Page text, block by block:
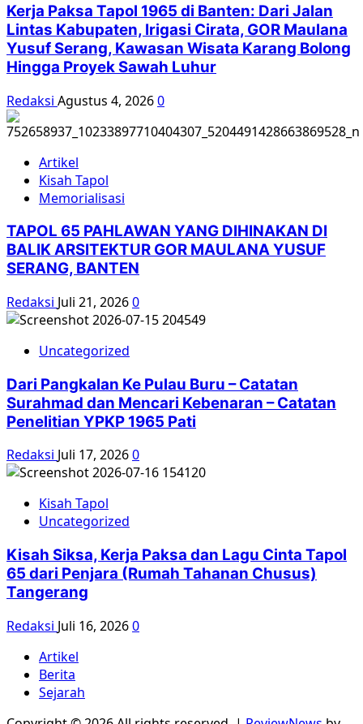
Kerja Paksa Tapol 1965 di Banten: Dari Jalan
Lintas Kabupaten, Irigasi Cirata, GOR Maulana
Yusuf Serang, Kawasan Wisata Karang Bolong
Hingga Proyek Sawah Luhur
Redaksi Agustus 4, 20260
Artikel
Kisah Tapol
Memorialisasi
TAPOL 65 PAHLAWAN YANG DIHINAKAN DI
BALIK ARSITEKTUR GOR MAULANA YUSUF
SERANG, BANTEN
Redaksi Juli 21, 20260
Uncategorized
Dari Pangkalan Ke Pulau Buru – Catatan
Surahmad dan Mencari Kebenaran – Catatan
Penelitian YPKP 1965 Pati
Redaksi Juli 17, 20260
Kisah Tapol
Uncategorized
Kisah Siksa, Kerja Paksa dan Lagu Cinta Tapol
65 dari Penjara (Rumah Tahanan Chusus)
Tangerang
Redaksi Juli 16, 20260
Artikel
Berita
Sejarah